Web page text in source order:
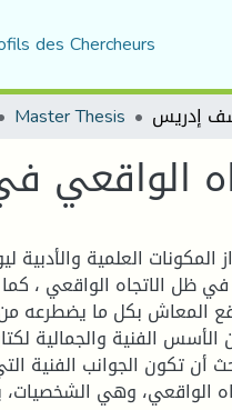
des Chercheurs
Master Thesis
العلمية
ظل الاتجاه الواقعي ،
المعاش بكل ما يضطرعه
الفنية والجمالية
أن تكون الجوانب الفنية
الواقعي، وهي الشخصيات،